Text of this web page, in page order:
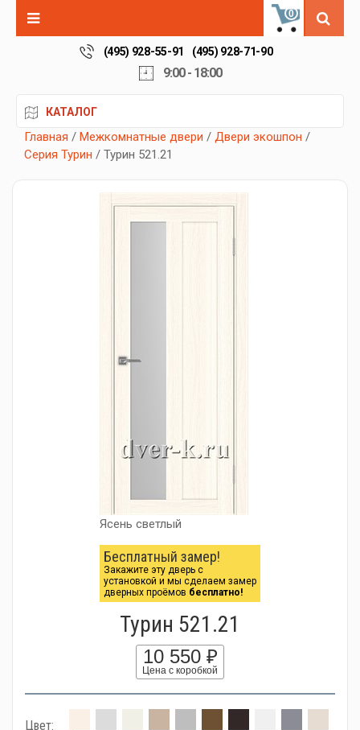
0
(495) 928-55-91 (495) 928-71-90
9:00 - 18:00
КАТАЛОГ
Главная / Межкомнатные двери / Двери экошпон /
Серия Турин / Турин 521.21
Ясень светлый
Бесплатный замер!
Закажите эту дверь с
установкой и мы сделаем замер
дверных проёмов бесплатно!
Турин 521.21
10 550 ₽
Цена с коробкой
Цвет: